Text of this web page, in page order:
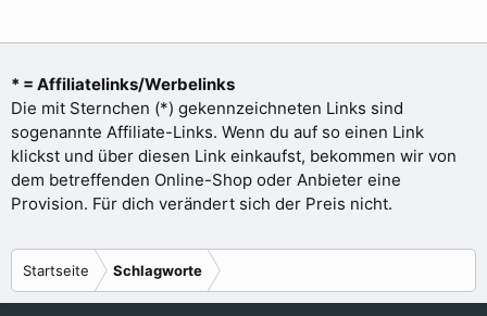
* = Affiliatelinks/Werbelinks
Die mit Sternchen (*) gekennzeichneten Links sind
sogenannte Affiliate-Links. Wenn du auf so einen Link
klickst und über diesen Link einkaufst, bekommen wir von
dem betreffenden Online-Shop oder Anbieter eine
Provision. Für dich verändert sich der Preis nicht.
Startseite Schlagworte